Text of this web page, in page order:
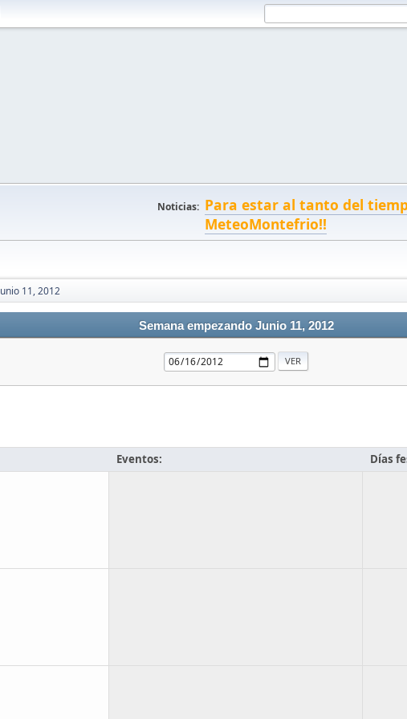
Noticias: Para estar al tanto del
MeteoMontefrio!!
11, 2012
Semana empezando Junio 11, 2012
Eventos: Días